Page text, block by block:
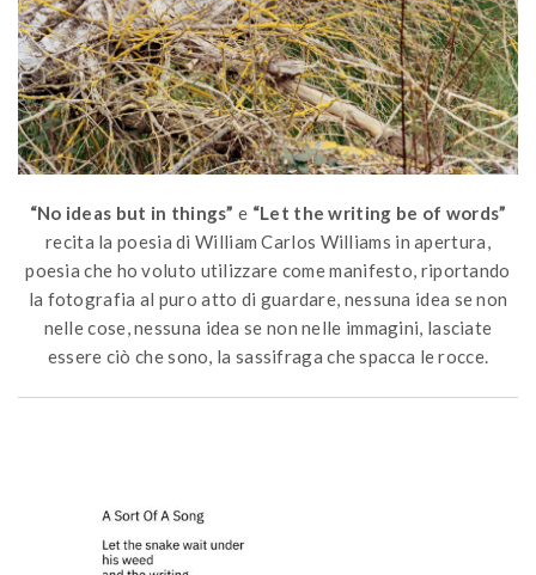
“No ideas but in things” e “Let the writing be of words”
recita la poesia di William Carlos Williams in apertura,
poesia che ho voluto utilizzare come manifesto, riportando
la fotografia al puro atto di guardare, nessuna idea se non
nelle cose, nessuna idea se non nelle immagini, lasciate
essere ciò che sono, la sassifraga che spacca le rocce.